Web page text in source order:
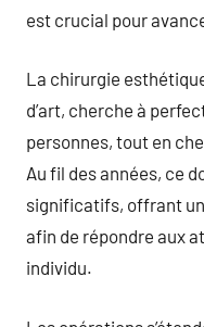
est crucial pour
La chirurgie
d’art, cherche à
personnes, tout en
Au fil des années, ce
significatifs, offrant
afin de répondre aux
individu.